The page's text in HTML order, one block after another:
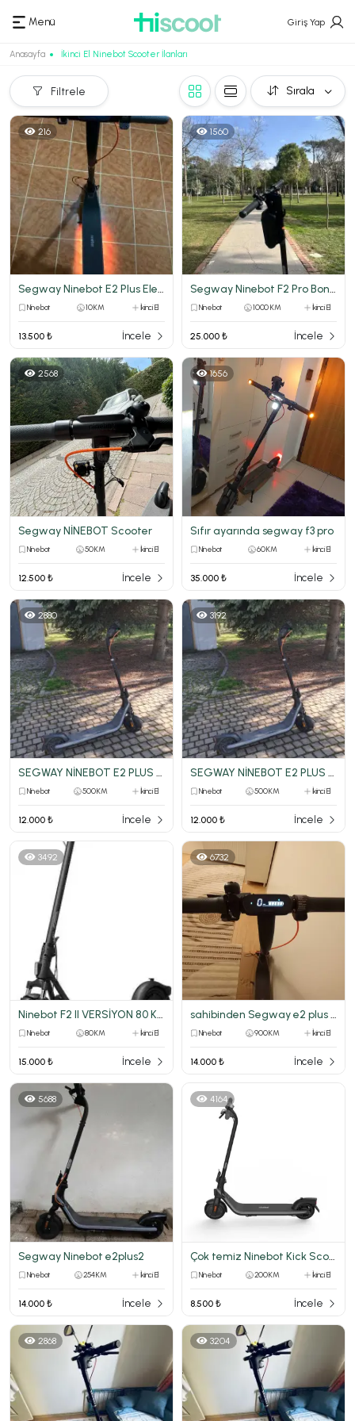
Menü Giriş Yap
Anasayfa İkinci El Ninebot Scooter İlanları
Filtrele Sırala
216
Segway Ninebot E2 Plus Elektirikli Scooter
Ninebot 10 KM İkinci El
13.500 ₺ İncele
1560
Segway Ninebot F2 Pro Boncuk gibi mal
Ninebot 1000 KM İkinci El
25.000 ₺ İncele
2568
Segway NİNEBOT Scooter
Ninebot 50 KM İkinci El
12.500 ₺ İncele
1656
Sıfır ayarında segway f3 pro
Ninebot 60 KM İkinci El
35.000 ₺ İncele
2880
SEGWAY NİNEBOT E2 PLUS 2 2025 ELEKTRİKLİ SCOOTER
Ninebot 500 KM İkinci El
12.000 ₺ İncele
3192
SEGWAY NİNEBOT E2 PLUS 2 2025 ELEKTRİKLİ SCOOTER
Ninebot 500 KM İkinci El
12.000 ₺ İncele
3492
Ninebot F2 II VERSİYON 80 KMDE TEMMUZ AYINDA VATANDAN ALINMADIR
Ninebot 80 KM İkinci El
15.000 ₺ İncele
6732
sahibinden Segway e2 plus 2025
Ninebot 900 KM İkinci El
14.000 ₺ İncele
5688
Segway Ninebot e2plus2
Ninebot 254 KM İkinci El
14.000 ₺ İncele
4164
Çok temiz Ninebot Kick Scoter E2 Plus
Ninebot 200 KM İkinci El
8.500 ₺ İncele
2868 3204